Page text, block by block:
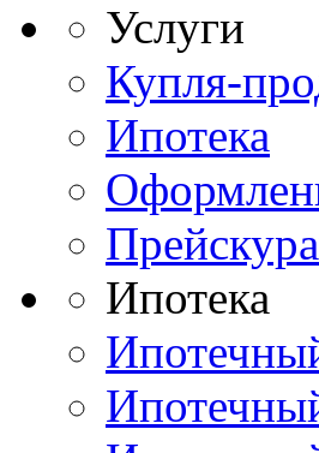
Услуги
Купля-
Ипотека
Ипотека